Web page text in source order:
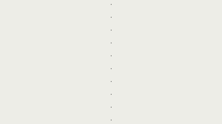
.
.
.
.
.
.
.
.
.